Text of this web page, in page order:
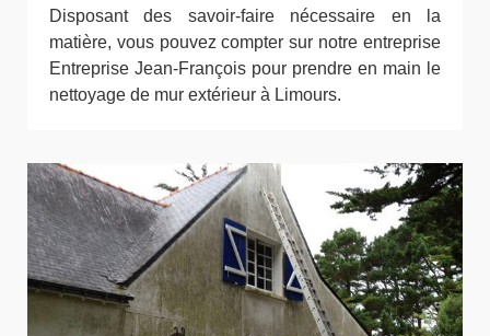
Disposant des savoir-faire nécessaire en la
matière, vous pouvez compter sur notre entreprise
Entreprise Jean-François pour prendre en main le
nettoyage de mur extérieur à Limours.